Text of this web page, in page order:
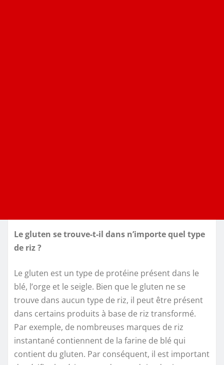
Le gluten se trouve-t-il dans n’importe quel type
de riz ?
Le gluten est un type de protéine présent dans le
blé, l’orge et le seigle. Bien que le gluten ne se
trouve dans aucun type de riz, il peut être présent
dans certains produits à base de riz transformé.
Par exemple, de nombreuses marques de riz
instantané contiennent de la farine de blé qui
contient du gluten. Par conséquent, il est important